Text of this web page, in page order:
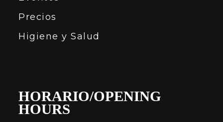
Precios
Higiene y Salud
HORARIO/OPENING
HOURS